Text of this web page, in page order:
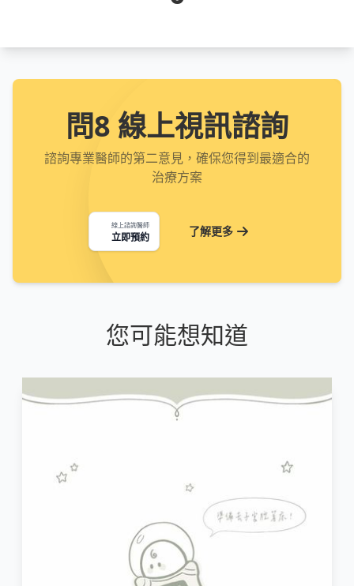
問8 線上視訊諮詢
諮詢專業醫師的第二意見，確保您得到最適合的
治療方案
線上諮詢醫師
立即預約 了解更多
您可能想知道